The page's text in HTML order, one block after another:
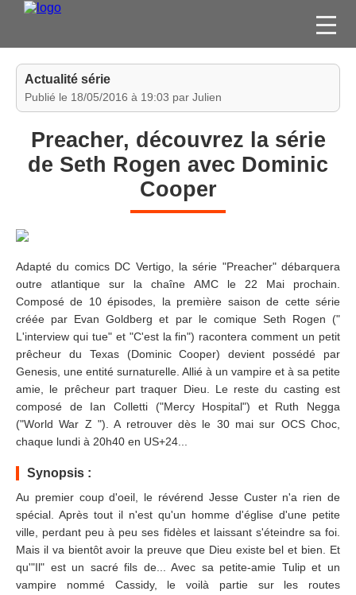
FILMS
JEUX VIDÉO
CONCOURS
MEMBRE
Actualité série
Publié le 18/05/2016 à 19:03 par Julien
Preacher, découvrez la série
de Seth Rogen avec Dominic
Cooper
Adapté du comics DC Vertigo, la série "Preacher" débarquera
outre atlantique sur la chaîne AMC le 22 Mai prochain.
Composé de 10 épisodes, la première saison de cette série
créée par Evan Goldberg et par le comique Seth Rogen ("
L'interview qui tue" et "C'est la fin") racontera comment un petit
prêcheur du Texas (Dominic Cooper) devient possédé par
Genesis, une entité surnaturelle. Allié à un vampire et à sa petite
amie, le prêcheur part traquer Dieu. Le reste du casting est
composé de Ian Colletti ("Mercy Hospital") et Ruth Negga
("World War Z "). A retrouver dès le 30 mai sur OCS Choc,
chaque lundi à 20h40 en US+24...
Synopsis :
Au premier coup d'oeil, le révérend Jesse Custer n'a rien de
spécial. Après tout il n'est qu'un homme d'église d'une petite
ville, perdant peu à peu ses fidèles et laissant s'éteindre sa foi.
Mais il va bientôt avoir la preuve que Dieu existe bel et bien. Et
qu'"Il" est un sacré fils de... Avec sa petite-amie Tulip et un
vampire nommé Cassidy, le voilà partie sur les routes